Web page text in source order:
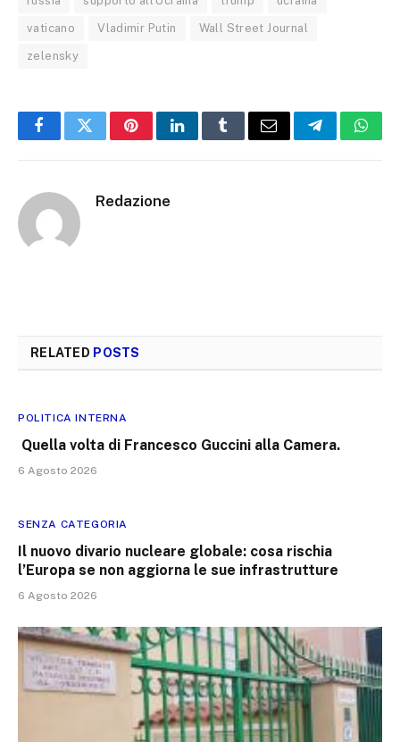
vaticano Vladimir Putin Wall Street Journal
zelensky
FacebookTwitterPinterestLinkedInTumblrEmail Telegram
Redazione
RELATED POSTS
POLITICA INTERNA
Quella volta di Francesco Guccini alla Camera.
6 Agosto 2026
SENZA CATEGORIA
Il nuovo divario nucleare globale: cosa rischia
l’Europa se non aggiorna le sue infrastrutture
6 Agosto 2026